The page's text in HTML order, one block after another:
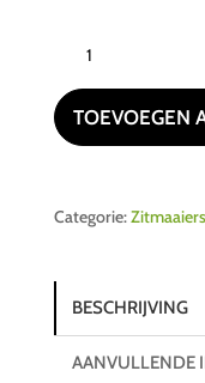
52SD
aantal
TOEVOEGEN
Categorie:Zitmaaiers
BESCHRIJVING
AANVULLENDE